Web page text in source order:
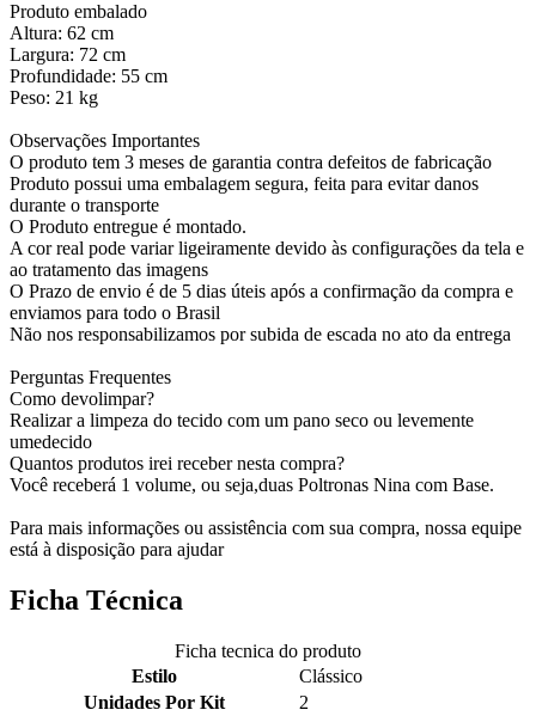
Produto embalado
Altura: 62 cm
Largura: 72 cm
Profundidade: 55 cm
Peso: 21 kg
Observações Importantes
O produto tem 3 meses de garantia contra defeitos de fabricação
Produto possui uma embalagem segura, feita para evitar danos
durante o transporte
O Produto entregue é montado.
A cor real pode variar ligeiramente devido às configurações da tela e
ao tratamento das imagens
O Prazo de envio é de 5 dias úteis após a confirmação da compra e
enviamos para todo o Brasil
Não nos responsabilizamos por subida de escada no ato da entrega
Perguntas Frequentes
Como devolimpar?
Realizar a limpeza do tecido com um pano seco ou levemente
umedecido
Quantos produtos irei receber nesta compra?
Você receberá 1 volume, ou seja,duas Poltronas Nina com Base.
Para mais informações ou assistência com sua compra, nossa equipe
está à disposição para ajudar
Ficha Técnica
Ficha tecnica do produto
Estilo
Clássico
Unidades Por Kit
2